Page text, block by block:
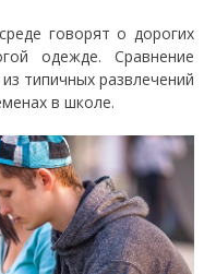
говорят о дорогих
одежде. Сравнение
типичных развлечений
в школе.